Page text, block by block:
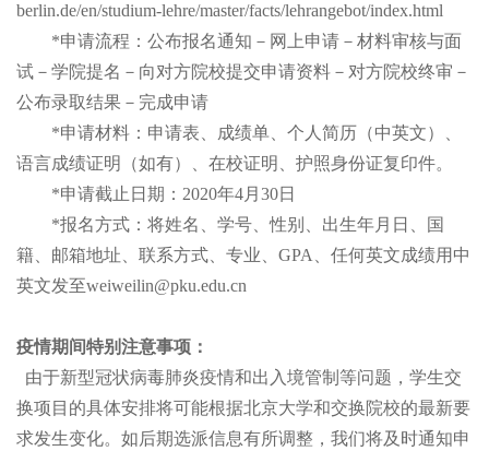
berlin.de/en/studium-lehre/master/facts/lehrangebot/index.html
*申请流程：公布报名通知－网上申请－材料审核与面
试－学院提名－向对方院校提交申请资料－对方院校终审－
公布录取结果－完成申请
*申请材料：申请表、成绩单、个人简历（中英文）、
语言成绩证明（如有）、在校证明、护照身份证复印件。
*申请截止日期：2020年4月30日
*报名方式：将姓名、学号、性别、出生年月日、国
籍、邮箱地址、联系方式、专业、GPA、任何英文成绩用中
英文发至weiweilin@pku.edu.cn
疫情期间特别注意事项：
由于新型冠状病毒肺炎疫情和出入境管制等问题，学生交
换项目的具体安排将可能根据北京大学和交换院校的最新要
求发生变化。如后期选派信息有所调整，我们将及时通知申